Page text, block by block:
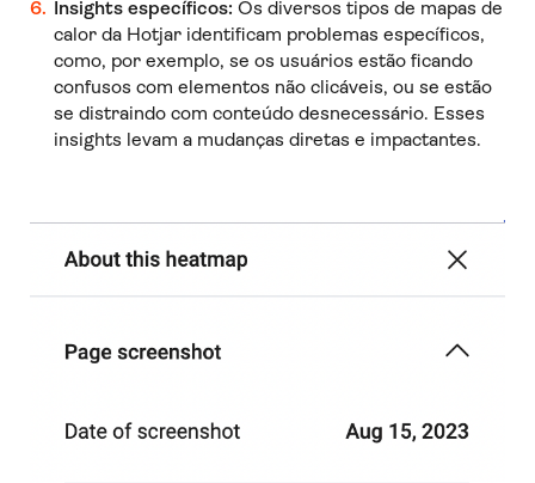
Insights específicos: Os diversos tipos de mapas de
calor da Hotjar identificam problemas específicos,
como, por exemplo, se os usuários estão ficando
confusos com elementos não clicáveis, ou se estão
se distraindo com conteúdo desnecessário. Esses
insights levam a mudanças diretas e impactantes.